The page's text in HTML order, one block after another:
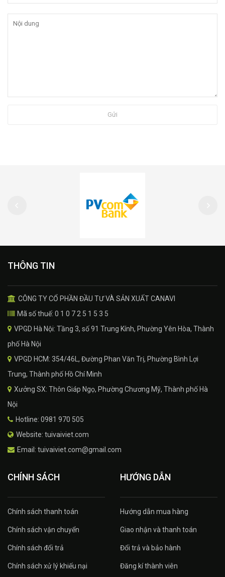
Gửi
THÔNG TIN
CÔNG TY CỔ PHẦN ĐẦU TƯ VÀ SẢN XUẤT CANAVI
Mã số thuế: 0 1 0 7 2 5 1 5 3 5
VPGD Hà Nội: Tầng 3, số 91 Trung Kính, Phường Yên Hòa, Thành
phố Hà Nội
VPGD HCM: 354/46L, Đường Phan Văn Trị, Phường Bình Lợi
Trung, Thành phố Hồ Chí Minh
Xưởng SX: Thôn Giáp Ngọ, Phường Chương Mỹ, Thành phố Hà
Nội
Hotline: 0981 970 505
Website: tuivaiviet.com
Email: tuivaiviet.com@gmail.com
CHÍNH SÁCH
Chính sách thanh toán
Chính sách vận chuyển
Chính sách đổi trả
Chính sách xử lý khiếu nại
HƯỚNG DẪN
Hướng dẫn mua hàng
Giao nhận và thanh toán
Đổi trả và bảo hành
Đăng kí thành viên